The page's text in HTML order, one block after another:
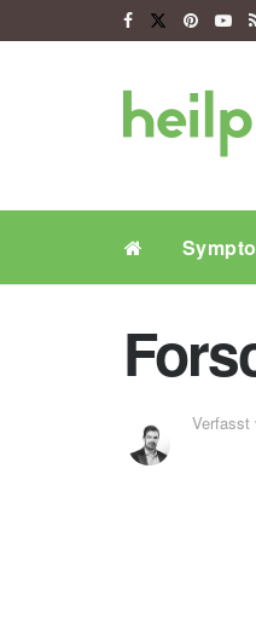
Verfasst